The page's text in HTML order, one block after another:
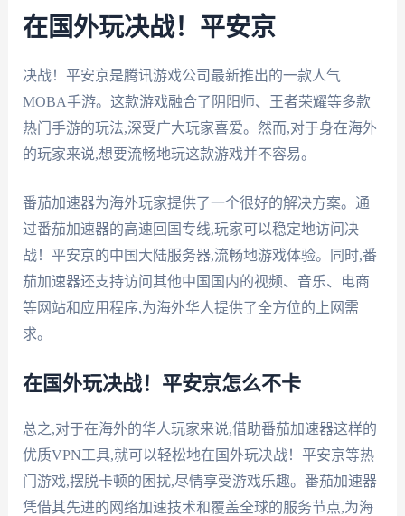
在国外玩决战！平安京
决战！平安京是腾讯游戏公司最新推出的一款人气
MOBA手游。这款游戏融合了阴阳师、王者荣耀等多款
热门手游的玩法,深受广大玩家喜爱。然而,对于身在海外
的玩家来说,想要流畅地玩这款游戏并不容易。
番茄加速器为海外玩家提供了一个很好的解决方案。通
过番茄加速器的高速回国专线,玩家可以稳定地访问决
战！平安京的中国大陆服务器,流畅地游戏体验。同时,番
茄加速器还支持访问其他中国国内的视频、音乐、电商
等网站和应用程序,为海外华人提供了全方位的上网需
求。
在国外玩决战！平安京怎么不卡
总之,对于在海外的华人玩家来说,借助番茄加速器这样的
优质VPN工具,就可以轻松地在国外玩决战！平安京等热
门游戏,摆脱卡顿的困扰,尽情享受游戏乐趣。番茄加速器
凭借其先进的网络加速技术和覆盖全球的服务节点,为海